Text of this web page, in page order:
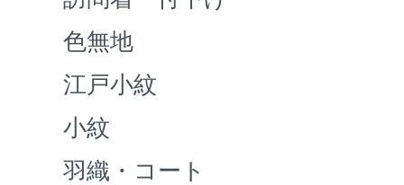
色無地
江戸小紋
小紋
羽織・コート